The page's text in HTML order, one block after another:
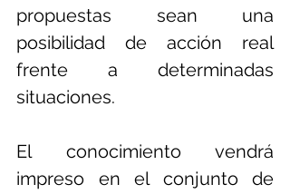
propuestas sean una
posibilidad de acción real
frente a determinadas
situaciones.
El conocimiento vendrá
impreso en el conjunto de